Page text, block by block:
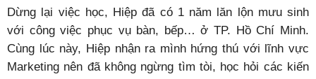
Dừng lại việc học, Hiệp đã có 1 năm lăn lộn mưu sinh
với công việc phục vụ bàn, bếp… ở TP. Hồ Chí Minh.
Cùng lúc này, Hiệp nhận ra mình hứng thú với lĩnh vực
Marketing nên đã không ngừng tìm tòi, học hỏi các kiến